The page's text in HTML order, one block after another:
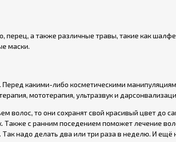
а также различные травы, такие как
маски.
какими-либо косметическими
мототерапия, ультразвук и
волос, то они сохранят свой красивый цвет до
Также с ранним поседением поможет лечение
надо делать два или три раза в неделю. И ещё